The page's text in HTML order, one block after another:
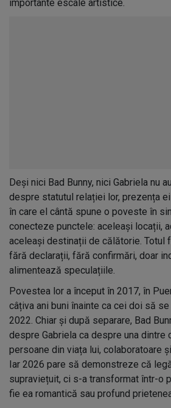
importante escale artistice.
Deși nici Bad Bunny, nici Gabriela nu
despre statutul relației lor, prezența
în care el cântă spune o poveste în
conecteze punctele: aceleași locații,
aceleași destinații de călătorie. Totul
fără declarații, fără confirmări, doar
alimentează speculațiile.
Povestea lor a început în 2017, în
câțiva ani buni înainte ca cei doi să
2022. Chiar și după separare, Bad
despre Gabriela ca despre una dintre
persoane din viața lui, colaboratoare
Iar 2026 pare să demonstreze că
supraviețuit, ci s-a transformat într-o
fie ea romantică sau profund